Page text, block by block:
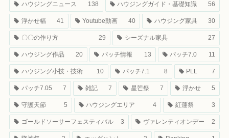
ハウジングニュース 138 ハウジングガイド・基礎知識 56
浮かせ幅 41 Youtube動画 40 ハウジング家具 30
〇〇の作り方 29 シーズナル家具 27
ハウジング作品 20 パッチ情報 13 パッチ7.0 11
ハウジング小技・技術 10 パッチ7.1 8 PLL 7
パッチ7.05 7 雑記 7 星芒祭 7 浮かせ 5
守護天節 5 ハウジングエリア 4 紅蓮祭 3
ゴールドソーサーフェスティバル 3 ヴァレンティオンデー 2